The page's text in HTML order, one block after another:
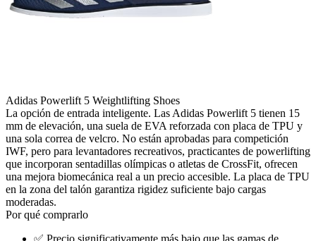
Adidas Powerlift 5 Weightlifting Shoes
La opción de entrada inteligente. Las Adidas Powerlift 5 tienen 15
mm de elevación, una suela de EVA reforzada con placa de TPU y
una sola correa de velcro. No están aprobadas para competición
IWF, pero para levantadores recreativos, practicantes de powerlifting
que incorporan sentadillas olímpicas o atletas de CrossFit, ofrecen
una mejora biomecánica real a un precio accesible. La placa de TPU
en la zona del talón garantiza rigidez suficiente bajo cargas
moderadas.
Por qué comprarlo
✅ Precio significativamente más bajo que las gamas de